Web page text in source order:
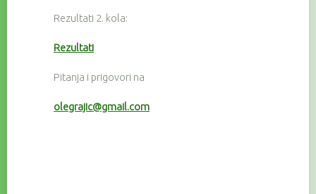
Rezultati 2. kola:
Rezultati
Pitanja i prigovori na
olegrajic@gmail.com